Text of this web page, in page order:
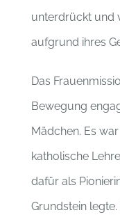
unterdrückt und
aufgrund ihres
Das
Bewegung
Mädchen. Es
katholische
dafür als
Grundstein